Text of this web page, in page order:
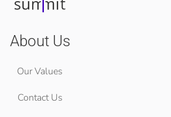
About Us
Our Values
Contact Us